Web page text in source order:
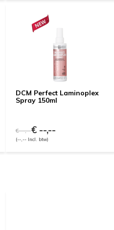
DCM Perfect Laminoplex
Spray 150ml
€ --,--€ --,--
(--,-- Incl. btw)